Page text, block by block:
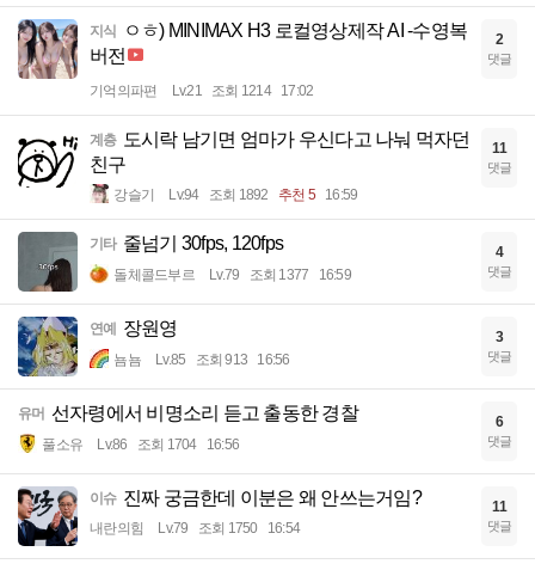
지식
ㅇㅎ) MINIMAX H3 로컬영상제작 AI -수영복
버전
기억의파편 Lv.21 조회 1214 17:02
2
댓글
계층 도시락 남기면 엄마가 우신다고 나눠 먹자던
친구
강슬기 Lv.94 조회 1892 추천 5 16:59
11
댓글
기타 줄넘기 30fps, 120fps
돌체콜드부르 Lv.79 조회 1377 16:59
4
댓글
연예 장원영
뇸뇸 Lv.85 조회 913 16:56
3
댓글
유머 선자령에서 비명소리 듣고 출동한 경찰
풀소유 Lv.86 조회 1704 16:56
6
댓글
이슈 진짜 궁금한데 이분은 왜 안쓰는거임?
내란의힘 Lv.79 조회 1750 16:54
11
댓글